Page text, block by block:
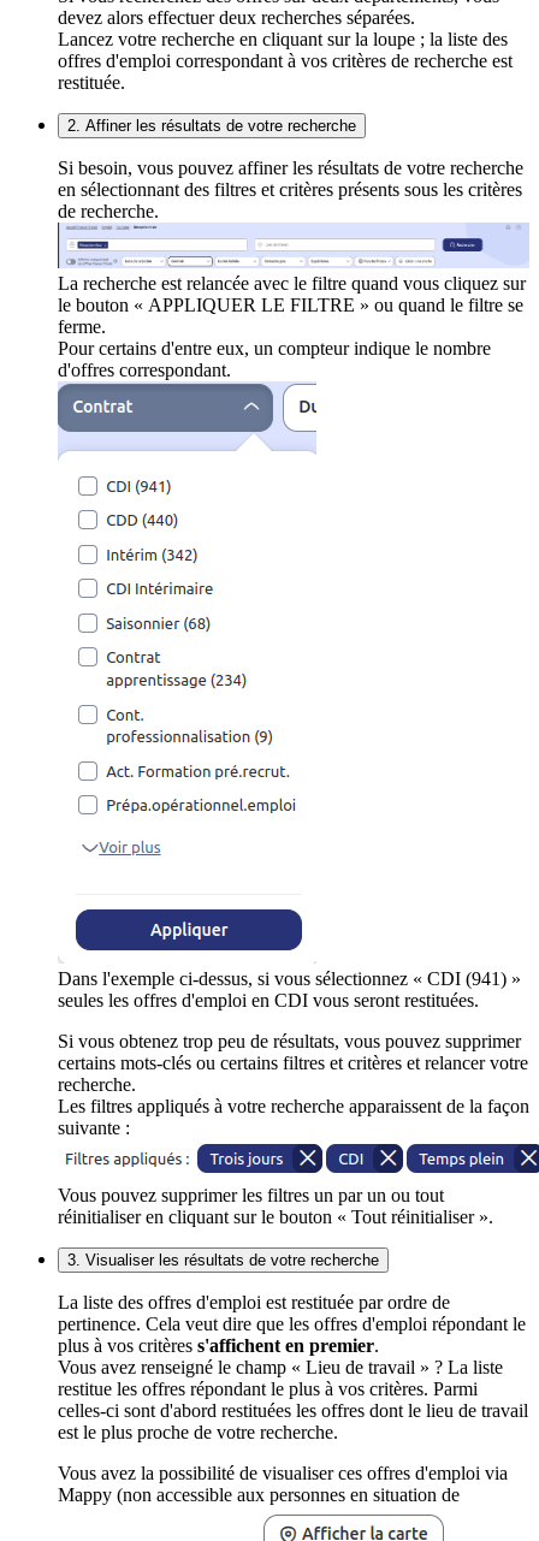
devez alors effectuer deux recherches séparées.
Lancez votre recherche en cliquant sur la loupe ; la liste des
offres d'emploi correspondant à vos critères de recherche est
restituée.
2. Affiner les résultats de votre recherche
Si besoin, vous pouvez affiner les résultats de votre recherche
en sélectionnant des filtres et critères présents sous les critères
de recherche.
La recherche est relancée avec le filtre quand vous cliquez sur
le bouton « APPLIQUER LE FILTRE » ou quand le filtre se
ferme.
Pour certains d'entre eux, un compteur indique le nombre
d'offres correspondant.
Dans l'exemple ci-dessus, si vous sélectionnez « CDI (941) »
seules les offres d'emploi en CDI vous seront restituées.
Si vous obtenez trop peu de résultats, vous pouvez supprimer
certains mots-clés ou certains filtres et critères et relancer votre
recherche.
Les filtres appliqués à votre recherche apparaissent de la façon
suivante :
Vous pouvez supprimer les filtres un par un ou tout
réinitialiser en cliquant sur le bouton « Tout réinitialiser ».
3. Visualiser les résultats de votre recherche
La liste des offres d'emploi est restituée par ordre de
pertinence. Cela veut dire que les offres d'emploi répondant le
plus à vos critères s'affichent en premier.
Vous avez renseigné le champ « Lieu de travail » ? La liste
restitue les offres répondant le plus à vos critères. Parmi
celles-ci sont d'abord restituées les offres dont le lieu de travail
est le plus proche de votre recherche.
Vous avez la possibilité de visualiser ces offres d'emploi via
Mappy (non accessible aux personnes en situation de